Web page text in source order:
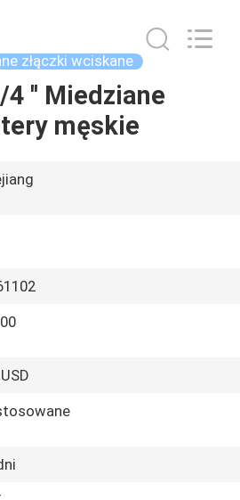
złączki wciskane
4 '' Miedziane
męskie